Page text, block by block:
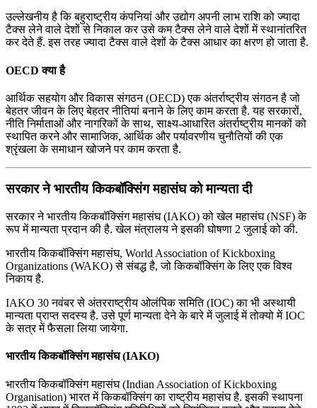
उल्लेखनीय है कि बहुराष्ट्रीय कंपनियां और उद्योग अपनी लाभ राशि को ज्यादा
टैक्स लेने वाले देशों से निकाल कर उसे कम टैक्स लेने वाले देशों में स्थानांतरित
कर देते हैं. इस तरह ज्यादा टैक्स वाले देशों के टैक्स आधार का क्षरण हो जाता है.
OECD क्या है
आर्थिक सहयोग और विकास संगठन (OECD) एक अंतर्राष्ट्रीय संगठन है जो
बेहतर जीवन के लिए बेहतर नीतियां बनाने के लिए काम करता है. यह सरकारों,
नीति निर्माताओं और नागरिकों के साथ, साक्ष्य-आधारित अंतर्राष्ट्रीय मानकों को
स्थापित करने और सामाजिक, आर्थिक और पर्यावरणीय चुनौतियों की एक
श्रृंखला के समाधान खोजने पर काम करता है.
सरकार ने भारतीय किकबॉक्सिंग महासंघ को मान्यता दी
सरकार ने भारतीय किकबॉक्सिंग महासंघ (IAKO) को खेल महासंघ (NSF) के
रूप में मान्यता प्रदान की है. खेल मंत्रालय ने इसकी घोषणा 2 जुलाई को की.
भारतीय किकबॉक्सिंग महासंघ, World Association of Kickboxing
Organizations (WAKO) से संबद्ध है, जो किकबॉक्सिंग के लिए एक विश्व
निकाय है.
IAKO 30 नवंबर से अंतरराष्ट्रीय ओलंपिक समिति (IOC) का भी अस्थायी
मान्यता प्राप्त सदस्य है. उसे पूर्ण मान्यता देने के बारे में जुलाई में तोक्यो में IOC
के सत्र में फैसला लिया जायेगा.
भारतीय किकबॉक्सिंग महासंघ (IAKO)
भारतीय किकबॉक्सिंग महासंघ (Indian Association of Kickboxing
Organisation) भारत में किकबॉक्सिंग का राष्ट्रीय महासंघ है. इसकी स्थापना